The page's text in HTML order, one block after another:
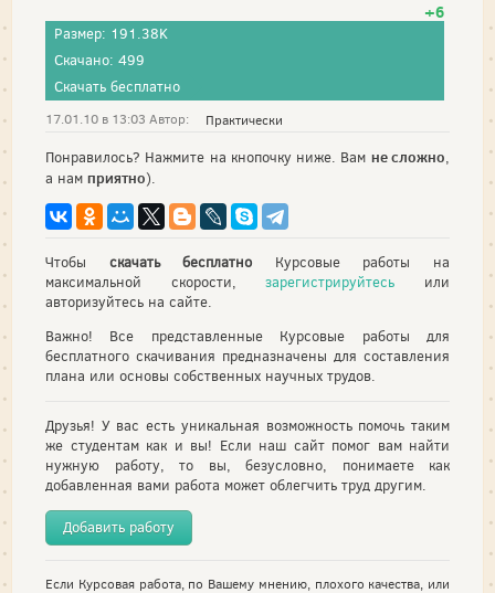
+6
Размер: 191.38K
Скачано: 499
Скачать бесплатно
17.01.10 в 13:03 Автор: Практически
Понравилось? Нажмите на кнопочку ниже. Вам не сложно,
а нам приятно).
Чтобы скачать бесплатно Курсовые работы на
максимальной скорости,зарегистрируйтесь или
авторизуйтесь на сайте.
Важно! Все представленные Курсовые работы для
бесплатного скачивания предназначены для составления
плана или основы собственных научных трудов.
Друзья! У вас есть уникальная возможность помочь таким
же студентам как и вы! Если наш сайт помог вам найти
нужную работу, то вы, безусловно, понимаете как
добавленная вами работа может облегчить труд другим.
Добавить работу
Если Курсовая работа, по Вашему мнению, плохого качества, или